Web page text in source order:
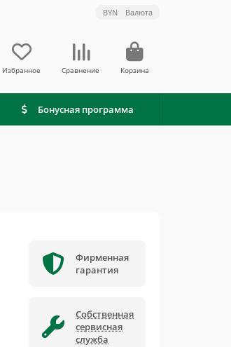
BYN Валюта
Избранное Сравнение Корзина
Бонусная программа
Фирменная
гарантия
Собственная
сервисная
служба